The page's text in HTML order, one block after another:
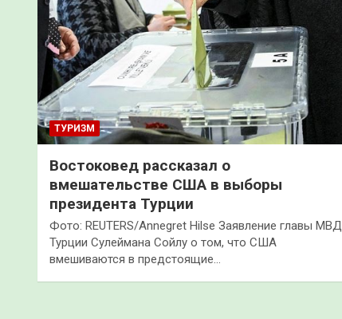
ТУРИЗМ
Востоковед рассказал о
вмешательстве США в выборы
президента Турции
Фото: REUTERS/Annegret Hilse Заявление главы МВД
Турции Сулеймана Сойлу о том, что США
вмешиваются в предстоящие…